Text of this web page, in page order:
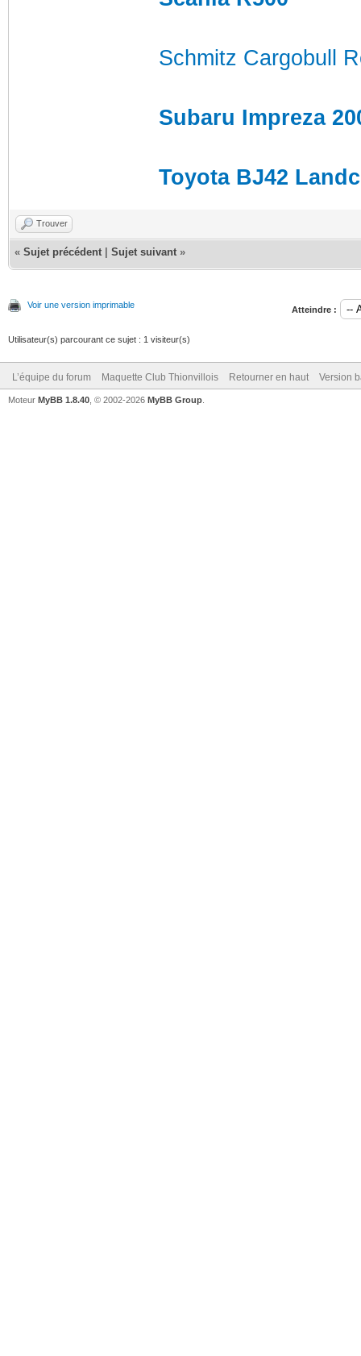
Schmitz Cargobull
Subaru Impreza
Toyota BJ42
Trouver
« Sujet précédent Sujet suivant »
Voir une version imprimable Atteindre :
Utilisateur(s) parcourant ce sujet : 1 visiteur(s)
L’équipe du forum Maquette Club Thionvillois Retourner en haut Version
Moteur MyBB 1.8.40 , © 2002-2026 MyBB Group